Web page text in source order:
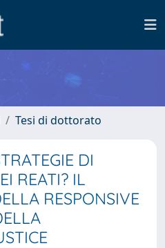
Tesi di dottorato
DI
REATI? IL
RESPONSIVE